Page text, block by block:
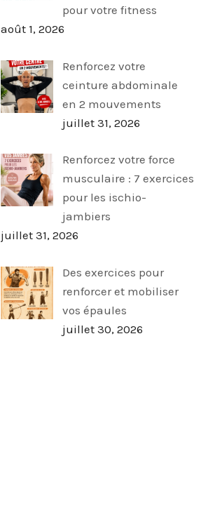
pour votre fitness
août 1, 2026
Renforcez votre
ceinture abdominale
en 2 mouvements
juillet 31, 2026
Renforcez votre force
musculaire : 7 exercices
pour les ischio-
jambiers
juillet 31, 2026
Des exercices pour
renforcer et mobiliser
vos épaules
juillet 30, 2026